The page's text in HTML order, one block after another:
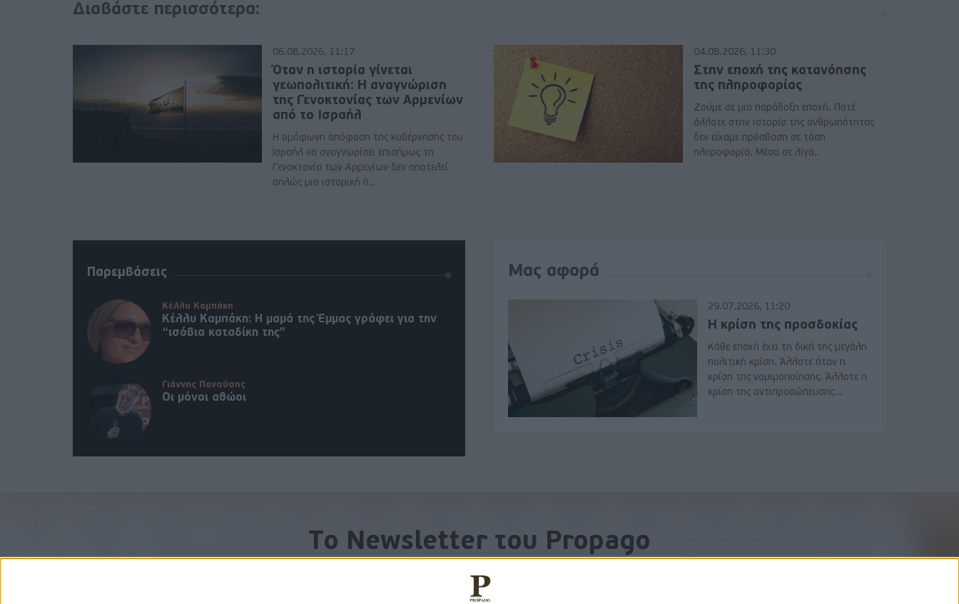
Διαβάστε περισσότερα:
06.08.2026, 11:17
Όταν η ιστορία γίνεται
γεωπολιτική: Η αναγνώριση
της Γενοκτονίας των Αρμενίων
από το Ισραήλ
Η ομόφωνη απόφαση της κυβέρνησης του
Ισραήλ να αναγνωρίσει επισήμως τη
Γενοκτονία των Αρμενίων δεν αποτελεί
απλώς μια ιστορική ή..
04.08.2026, 11:30
Στην εποχή της κατανόησης
της πληροφορίας
Ζούμε σε μια παράδοξη εποχή. Ποτέ
άλλοτε στην ιστορία της ανθρωπότητας
δεν είχαμε πρόσβαση σε τόση
πληροφορία. Μέσα σε λίγα..
Παρεμβάσεις
Κέλλυ Καμπάκη
Κέλλυ Καμπάκη: Η μαμά της Έμμας γράφει για την
“ισόβια καταδίκη της”
Γιάννης Πανούσης
Οι μόνοι αθώοι
Μας αφορά
29.07.2026, 11:20
Η κρίση της προσδοκίας
Κάθε εποχή έχει τη δική της μεγάλη
πολιτική κρίση. Άλλοτε ήταν η
κρίση της νομιμοποίησης. Άλλοτε η
κρίση της αντιπροσώπευσης...
To Newsletter του Propago
Λάβετε την ανάλυση της ημέρας στο email σας